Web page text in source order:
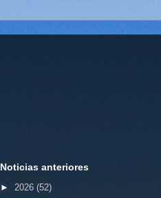
Noticias anteriores
► 2026 (52)